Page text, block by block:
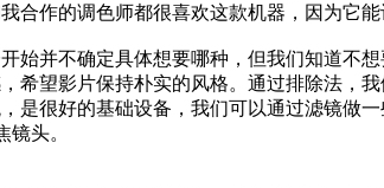
合作的调色师都很喜欢这款机器，因为它
始并不确定具体想要哪种，但我们知道不
希望影片保持朴实的风格。通过排除法，
是很好的基础设备，我们可以通过滤镜
镜头。